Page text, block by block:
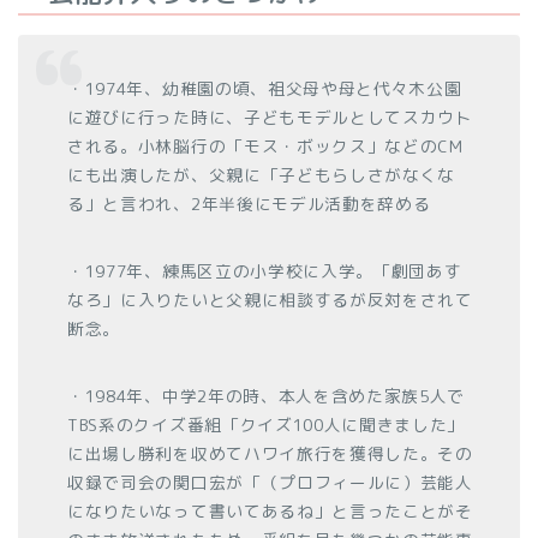
・1974年、幼稚園の頃、祖父母や母と代々木公園
に遊びに行った時に、子どもモデルとしてスカウト
される。小林脳行の「モス・ボックス」などのCM
にも出演したが、父親に「子どもらしさがなくな
る」と言われ、2年半後にモデル活動を辞める
・1977年、練馬区立の小学校に入学。「劇団あす
なろ」に入りたいと父親に相談するが反対をされて
断念。
・1984年、中学2年の時、本人を含めた家族5人で
TBS系のクイズ番組「クイズ100人に聞きました」
に出場し勝利を収めてハワイ旅行を獲得した。その
収録で司会の関口宏が「（プロフィールに）芸能人
になりたいなって書いてあるね」と言ったことがそ